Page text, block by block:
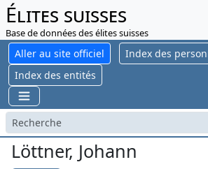
Élites suisses
Base de données des élites suisses
Aller au site officiel
Index des
Index des entités
Löttner, Johann